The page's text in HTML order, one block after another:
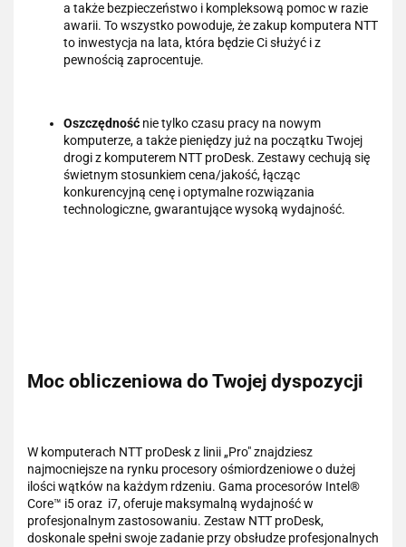
a także bezpieczeństwo i kompleksową pomoc w razie
awarii. To wszystko powoduje, że zakup komputera NTT
to inwestycja na lata, która będzie Ci służyć i z
pewnością zaprocentuje.
Oszczędność nie tylko czasu pracy na nowym
komputerze, a także pieniędzy już na początku Twojej
drogi z komputerem NTT proDesk. Zestawy cechują się
świetnym stosunkiem cena/jakość, łącząc
konkurencyjną cenę i optymalne rozwiązania
technologiczne, gwarantujące wysoką wydajność.
Moc obliczeniowa do Twojej dyspozycji
W komputerach NTT proDesk z linii „Pro" znajdziesz
najmocniejsze na rynku procesory ośmiordzeniowe o dużej
ilości wątków na każdym rdzeniu. Gama procesorów Intel®
Core™ i5 oraz i7, oferuje maksymalną wydajność w
profesjonalnym zastosowaniu. Zestaw NTT proDesk,
doskonale spełni swoje zadanie przy obsłudze profesjonalnych